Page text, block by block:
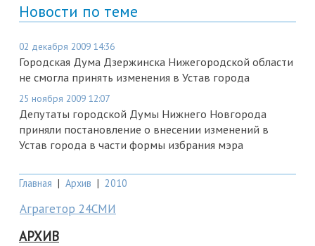
Новости по теме
02 декабря 2009 14:36
Городская Дума Дзержинска Нижегородской области
не смогла принять изменения в Устав города
25 ноября 2009 12:07
Депутаты городской Думы Нижнего Новгорода
приняли постановление о внесении изменений в
Устав города в части формы избрания мэра
Главная | Архив | 2010
Аграгетор 24СМИ
АРХИВ